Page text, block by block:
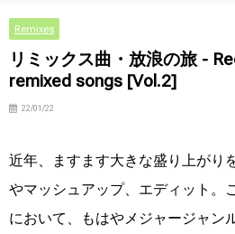
Remixes
リミックス曲・放浪の旅 -
remixed songs [Vol.2]
22/01/22
近年、ますます大きな盛り上がり
やマッシュアップ、エディット。
において、もはやメジャージャン